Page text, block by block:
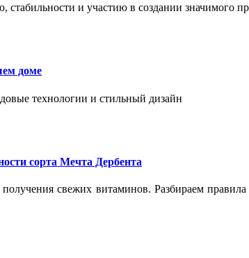
стабильности и участию в создании значимого
доме
технологии и стильный дизайн
сорта Мечта Дербента
свежих витаминов. Разбираем